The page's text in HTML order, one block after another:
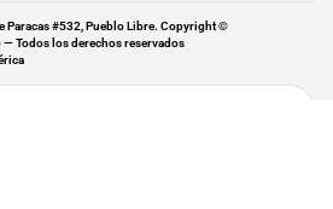
Paracas #532, Pueblo Libre. Copyright ©
Todos los derechos reservados